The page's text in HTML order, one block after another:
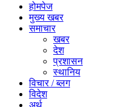
होमपेज
मुख्य खबर
समाचार
खबर
देश
प्रशासन
स्थानिय
विचार / ब्लग
विदेश
अर्थ